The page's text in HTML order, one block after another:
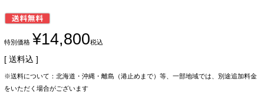
特別価格 ¥14,800税込
送料込
※送料について：北海道・沖縄・離島（港止めまで）等、一部地域では、別途追加料金
をいただく場合がございます